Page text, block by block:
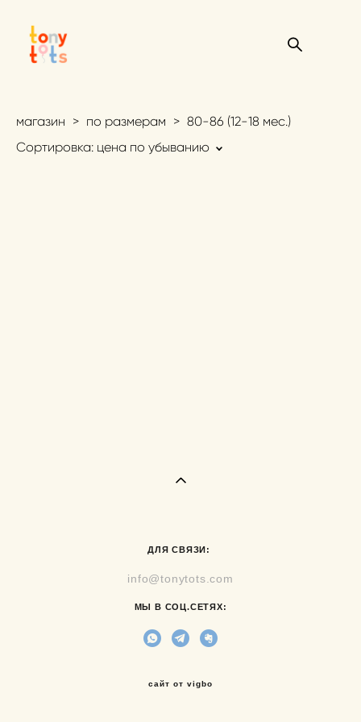
магазин > по размерам > 80-86 (12-18 мес.)
Сортировка: цена по убыванию
ДЛЯ СВЯЗИ:
info@tonytots.com
МЫ В СОЦ.СЕТЯХ:
сайт от vigbo